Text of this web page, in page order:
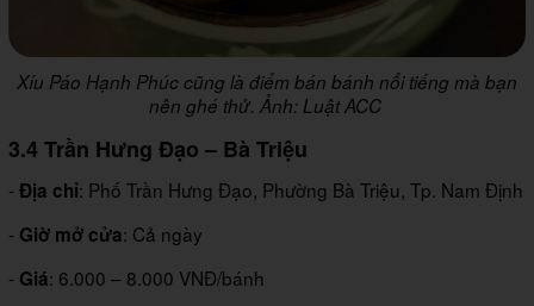
Xíu Páo Hạnh Phúc cũng là điểm bán bánh nổi tiếng mà bạn
nên ghé thử. Ảnh: Luật ACC
3.4 Trần Hưng Đạo – Bà Triệu
- Địa chỉ: Phố Trần Hưng Đạo, Phường Bà Triệu, Tp. Nam Định
- Giờ mở cửa: Cả ngày
- Giá: 6.000 – 8.000 VNĐ/bánh